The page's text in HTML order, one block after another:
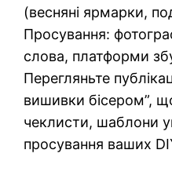
(весняні ярмарки,
Просування:
слова, платформи
Перегляньте
вишивки бісером”,
чеклисти, шаблони
просування ваших